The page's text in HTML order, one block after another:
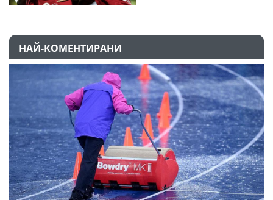
НАЙ-КОМЕНТИРАНИ